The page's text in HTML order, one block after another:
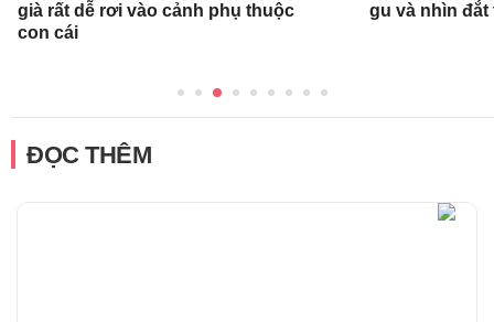
già rất dễ rơi vào cảnh phụ thuộc
con cái
gu và nhìn
ĐỌC THÊM